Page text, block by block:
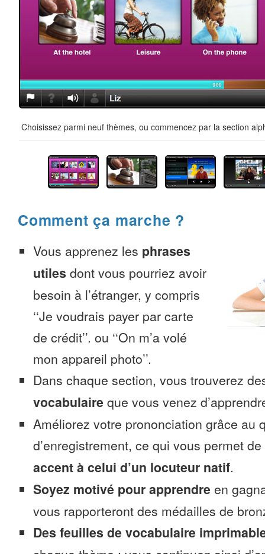
Choisissez parmi neuf thèmes, ou commencez par la section
Comment ça marche ?
Vous apprenez les phrases
utiles dont vous pourriez avoir
besoin à l’étranger, y compris
‘‘Je voudrais payer par carte
de crédit’’. ou ‘‘On m’a volé
mon appareil photo’’.
Dans chaque section, vous trouverez
vocabulaire que vous venez
Améliorez votre prononciation grâce au
d’enregistrement, ce qui vous permet de
accent à celui d’un locuteur natif.
Soyez motivé pour apprendre en
vous rapporteront des médailles de
Des feuilles de vocabulaire